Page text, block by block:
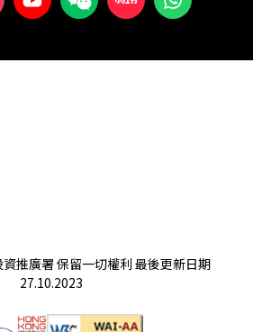
推廣署 保留一切權利 最後更新日期
27.10.2023